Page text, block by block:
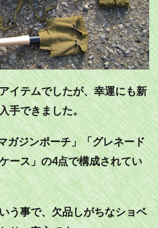
イテムでしたが、幸運にも新
手できました。
ガジンポーチ」「グレネード
ース」の4点で構成されてい
う事で、欠品しがちなショベ